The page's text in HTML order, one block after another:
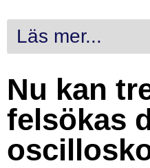
Läs mer...
Nu kan
felsökas